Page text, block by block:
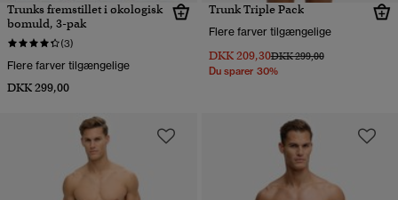
Trunks fremstillet i økologisk
bomuld, 3-pak
(3)
Flere farver tilgængelige
DKK 299,00
Trunk Triple Pack
Flere farver tilgængelige
DKK 209,30Pris nedsat fra
DKK 299,00til
Du sparer 30%